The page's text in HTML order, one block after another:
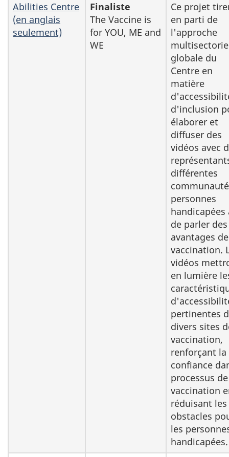
Abilities Centre
(en anglais
seulement)
Finaliste
The Vaccine is
for YOU, ME and
WE
Ce projet
en parti de
l'approche
globale du
Centre en
matière
d'inclusion
élaborer et
diffuser des
vidéos avec
différentes
personnes
handicapées
de parler des
avantages
vaccination.
vidéos
en lumière
pertinentes
divers sites
vaccination,
renforçant la
confiance
processus de
vaccination
réduisant les
obstacles
les
handicapées.